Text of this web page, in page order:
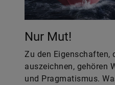
Nur Mut!
Zu den Eigenschaften,
auszeichnen, gehören
und Pragmatismus.